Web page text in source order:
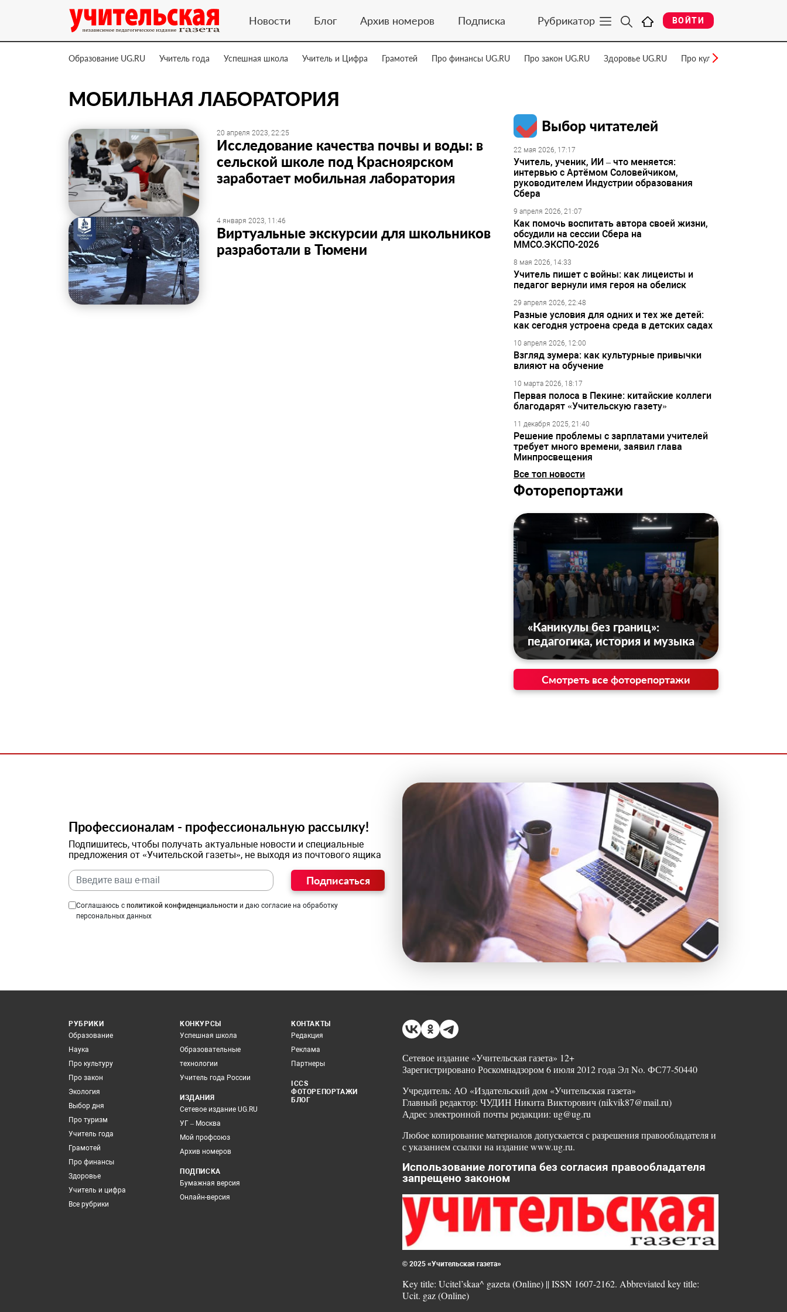
Новости Блог Архив номеров Подписка Рубрикатор ВОЙТИ
Образование UG.RU Учитель года Успешная школа Учитель и Цифра Грамотей Про финансы UG.RU Про закон UG.RU Здоровье UG.RU Про культуру UG.RU
МОБИЛЬНАЯ ЛАБОРАТОРИЯ
20 апреля 2023, 22:25
Исследование качества почвы и воды: в
сельской школе под Красноярском
заработает мобильная лаборатория
4 января 2023, 11:46
Виртуальные экскурсии для школьников
разработали в Тюмени
Выбор читателей
22 мая 2026, 17:17
Учитель, ученик, ИИ – что меняется:
интервью с Артёмом Соловейчиком,
руководителем Индустрии образования
Сбера
9 апреля 2026, 21:07
Как помочь воспитать автора своей жизни,
обсудили на сессии Сбера на
ММСО.ЭКСПО-2026
8 мая 2026, 14:33
Учитель пишет с войны: как лицеисты и
педагог вернули имя героя на обелиск
29 апреля 2026, 22:48
Разные условия для одних и тех же детей:
как сегодня устроена среда в детских садах
10 апреля 2026, 12:00
Взгляд зумера: как культурные привычки
влияют на обучение
10 марта 2026, 18:17
Первая полоса в Пекине: китайские коллеги
благодарят «Учительскую газету»
11 декабря 2025, 21:40
Решение проблемы с зарплатами учителей
требует много времени, заявил глава
Минпросвещения
Все топ новости
Фоторепортажи
«Каникулы без границ»:
педагогика, история и музыка
Смотреть все фоторепортажи
Профессионалам - профессиональную рассылку!
Подпишитесь, чтобы получать актуальные новости и специальные
предложения от «Учительской газеты», не выходя из почтового ящика
Подписаться
Соглашаюсь с политикой конфиденциальности и даю согласие на обработку
персональных данных
РУБРИКИ
Образование
Наука
Про культуру
Про закон
Экология
Выбор дня
Про туризм
Учитель года
Грамотей
Про финансы
Здоровье
Учитель и цифра
Все рубрики
КОНКУРСЫ
Успешная школа
Образовательные
технологии
Учитель года России
ИЗДАНИЯ
Сетевое издание UG.RU
УГ – Москва
Мой профсоюз
Архив номеров
ПОДПИСКА
Бумажная версия
Онлайн-версия
КОНТАКТЫ
Редакция
Реклама
Партнеры
ICCS
ФОТОРЕПОРТАЖИ
БЛОГ
Сетевое издание «Учительская газета» 12+
Зарегистрировано Роскомнадзором 6 июля 2012 года Эл No. ФС77-50440
Учредитель: АО «Издательский дом «Учительская газета»
Главный редактор: ЧУДИН Никита Викторович (nikvik87@mail.ru)
Адрес электронной почты редакции: ug@ug.ru
Любое копирование материалов допускается с разрешения правообладателя и
с указанием ссылки на издание www.ug.ru.
Использование логотипа без согласия правообладателя
запрещено законом
© 2025 «Учительская газета»
Key title: Ucitel’skaa^ gazeta (Online) || ISSN 1607-2162. Abbreviated key title:
Ucit. gaz (Online)